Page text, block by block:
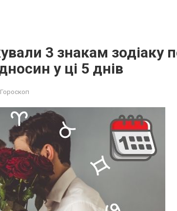
3 знакам зодіаку
у ці 5 днів
Гороскоп